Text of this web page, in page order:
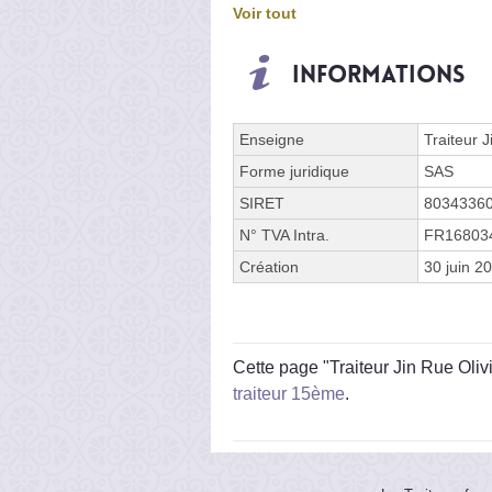
Voir tout
Informations
Enseigne
Traiteur
Forme juridique
SAS
SIRET
N° TVA Intra.
Création
30 juin
Cette page "Traiteur Jin Rue
traiteur 15ème.